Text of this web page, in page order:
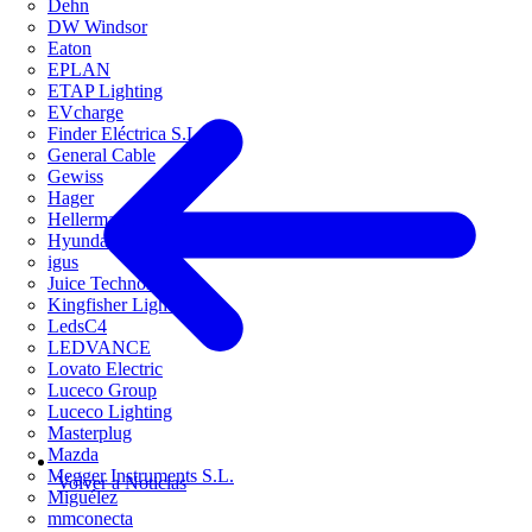
Dehn
DW Windsor
Eaton
EPLAN
ETAP Lighting
EVcharge
Finder Eléctrica S.L.U
General Cable
Gewiss
Hager
HellermannTyton
Hyundai Electric
igus
Juice Technology
Kingfisher Lighting
LedsC4
LEDVANCE
Lovato Electric
Luceco Group
Luceco Lighting
Masterplug
Mazda
Megger Instruments S.L.
Miguélez
mmconecta
Volver a Noticias